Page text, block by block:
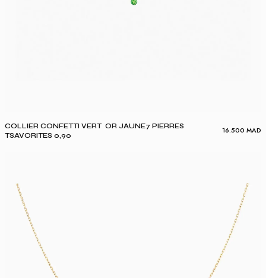
COLLIER CONFETTI VERT OR JAUNE7 PIERRES
TSAVORITES 0,90
16.500 MAD